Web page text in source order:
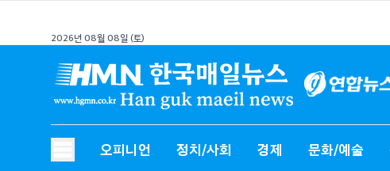
2026년 08월 08일 (토)
오피니언 정치/사회 경제 문화/예술